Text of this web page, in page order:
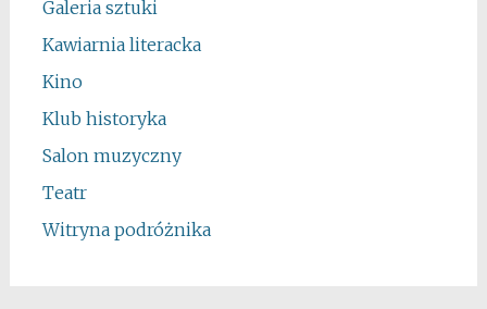
Galeria sztuki
Kawiarnia literacka
Kino
Klub historyka
Salon muzyczny
Teatr
Witryna podróżnika